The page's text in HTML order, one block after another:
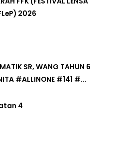
2026
SR, WANG TAHUN 6
#ALLINONE #141 #...
4